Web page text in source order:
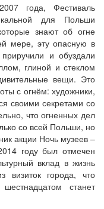
года, Фестиваль
для Польши
знают об огне
мере, эту опасную в
и обуздали
глиной и стеклом
вещи. Это
с огнём: художники,
своими секретами со
что огненных дел
со всей Польши, но
акции Ночь музеев –
году был отмечен
вклад в жизнь
города, что
станет